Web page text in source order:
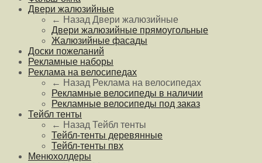
Двери жалюзийные
← Назад Двери жалюзийные
Двери жалюзийные прямоугольные
Жалюзийные фасады
Доски пожеланий
Рекламные наборы
Реклама на велосипедах
← Назад Реклама на велосипедах
Рекламные велосипеды в наличии
Рекламные велосипеды под заказ
Тейбл тенты
← Назад Тейбл тенты
Тейбл-тенты деревянные
Тейбл-тенты пвх
Менюхолдеры